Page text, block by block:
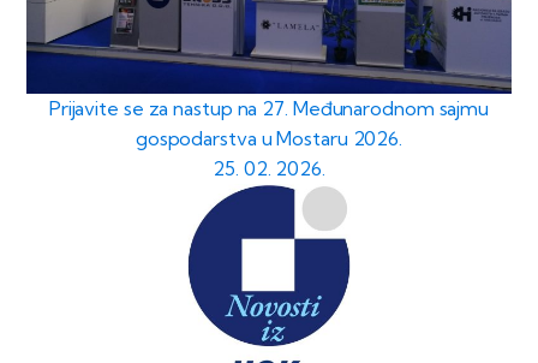
Prijavite se za nastup na 27. Međunarodnom sajmu
gospodarstva u Mostaru 2026.
25. 02. 2026.